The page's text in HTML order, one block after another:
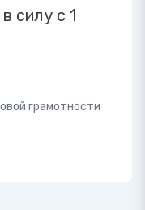
силу с 1
грамотности